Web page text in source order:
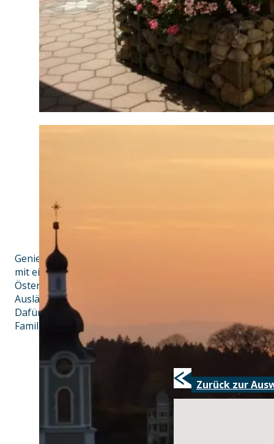
Genießen Sie die herrliche Lage über Scheidegg, dem
mit einem Rundumblick weit hinein in die
Österreich, Liechtenstein und die Schweiz) oder bis hin
Ausläufern der südlichen Vogen (Frankreich).
Dafür steht der Name unseres Lokales
Familienbesitz – wir, Robert und Susanne Schlager sind
Zurück zur